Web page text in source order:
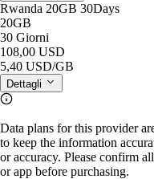
Rwanda 20GB 30Days
20GB
30 Giorni
108,00 USD
5,40 USD/GB
Dettagli
Data plans for this provider
to keep the information
or accuracy. Please confirm
or app before purchasing.